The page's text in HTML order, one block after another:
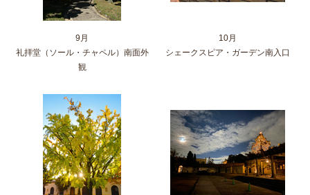
9月
礼拝堂（ソール・チャペル）南面外
観
10月
シェークスピア・ガーデン南入口